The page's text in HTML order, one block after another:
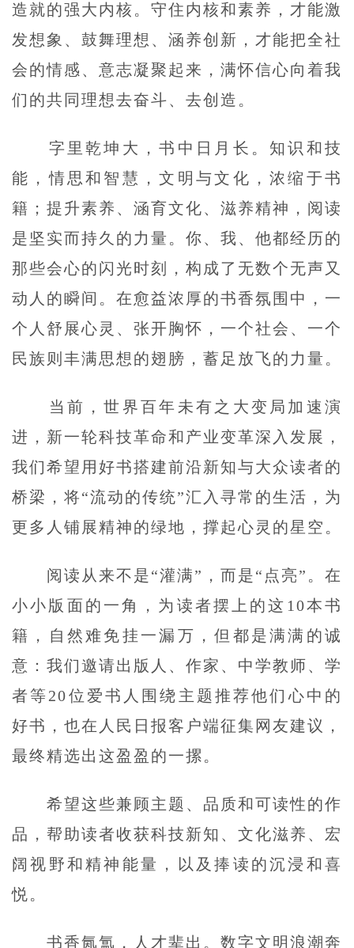
造就的强大内核。守住内核和素养，才能激
发想象、鼓舞理想、涵养创新，才能把全社
会的情感、意志凝聚起来，满怀信心向着我
们的共同理想去奋斗、去创造。
字里乾坤大，书中日月长。知识和技
能，情思和智慧，文明与文化，浓缩于书
籍；提升素养、涵育文化、滋养精神，阅读
是坚实而持久的力量。你、我、他都经历的
那些会心的闪光时刻，构成了无数个无声又
动人的瞬间。在愈益浓厚的书香氛围中，一
个人舒展心灵、张开胸怀，一个社会、一个
民族则丰满思想的翅膀，蓄足放飞的力量。
当前，世界百年未有之大变局加速演
进，新一轮科技革命和产业变革深入发展，
我们希望用好书搭建前沿新知与大众读者的
桥梁，将“流动的传统”汇入寻常的生活，为
更多人铺展精神的绿地，撑起心灵的星空。
阅读从来不是“灌满”，而是“点亮”。在
小小版面的一角，为读者摆上的这10本书
籍，自然难免挂一漏万，但都是满满的诚
意：我们邀请出版人、作家、中学教师、学
者等20位爱书人围绕主题推荐他们心中的
好书，也在人民日报客户端征集网友建议，
最终精选出这盈盈的一摞。
希望这些兼顾主题、品质和可读性的作
品，帮助读者收获科技新知、文化滋养、宏
阔视野和精神能量，以及捧读的沉浸和喜
悦。
书香氤氲，人才辈出。数字文明浪潮奔